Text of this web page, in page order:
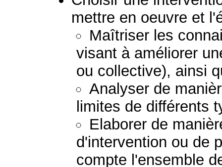
mettre en oeuvre et
Maîtriser les
visant à améliorer
ou collective), ainsi
Analyser de
limites de différents
Elaborer de
d'intervention ou de
compte l'ensemble